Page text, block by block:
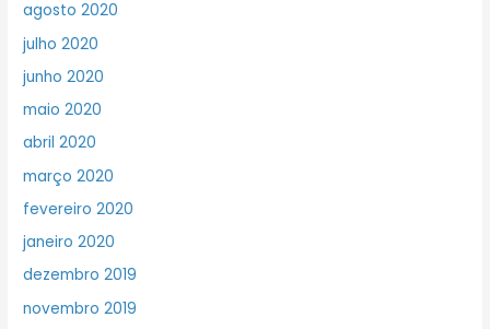
agosto 2020
julho 2020
junho 2020
maio 2020
abril 2020
março 2020
fevereiro 2020
janeiro 2020
dezembro 2019
novembro 2019